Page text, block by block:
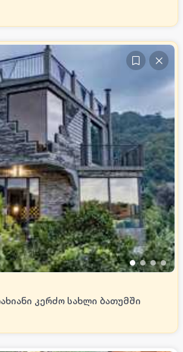
••••
კერძო სახლი ბათუმში